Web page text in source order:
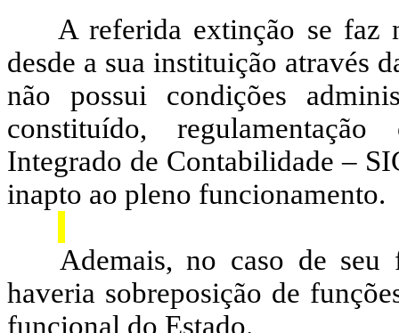
A referida extinção se faz
desde a sua instituição através
não possui condições
constituído,
Integrado de Contabilidade –
inapto ao pleno funcionamento.
Ademais, no caso de seu
haveria sobreposição de
funcional do Estado.